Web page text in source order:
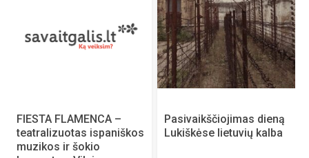
Pastatymo rėmėja – LR Kultūros ministerija
FIESTA FLAMENCA –
teatralizuotas ispaniškos
muzikos ir šokio
Pasivaikščiojimas dieną
Lukiškėse lietuvių kalba